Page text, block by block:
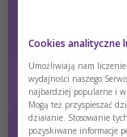
zakresu
Cookies analityczne
Umożliwiają nam
wydajności naszego
najbardziej popularne i w
Mogą też przyspieszać
działanie. Stosowanie
pozyskiwane informacje